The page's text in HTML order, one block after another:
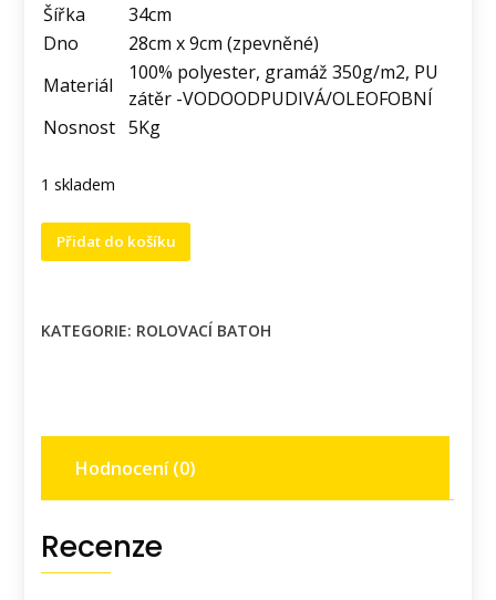
Šířka
34cm
Dno
28cm x 9cm (zpevněné)
Materiál
100% polyester, gramáž 350g/m2, PU
zátěr -VODOODPUDIVÁ/OLEOFOBNÍ
Nosnost 5Kg
1 skladem
Rolovací
batoh
lva.
Přidat do košíku
KATEGORIE: ROLOVACÍ BATOH
Hodnocení (0)
Recenze